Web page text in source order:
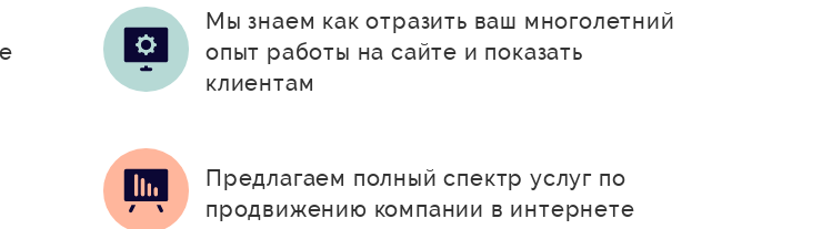
Мы знаем как отразить ваш многолетний
опыт работы на сайте и показать
клиентам
Предлагаем полный спектр услуг по
продвижению компании в интернете